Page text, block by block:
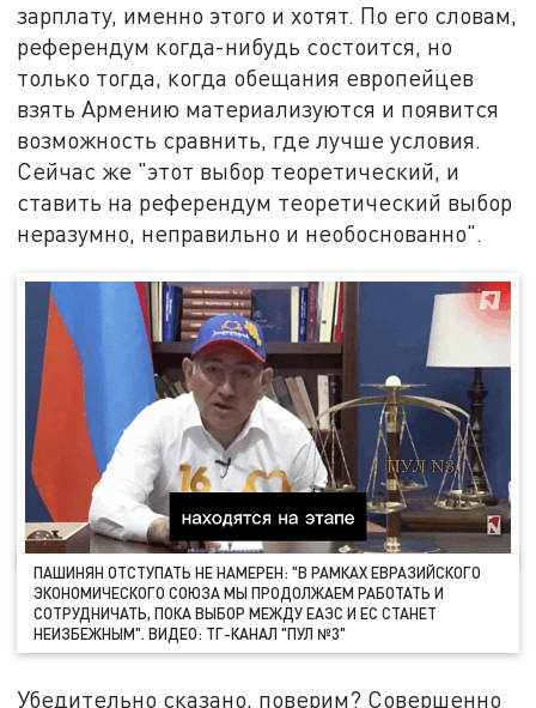
зарплату, именно этого и хотят. По его словам,
референдум когда-нибудь состоится, но
только тогда, когда обещания европейцев
взять Армению материализуются и появится
возможность сравнить, где лучше условия.
Сейчас же "этот выбор теоретический, и
ставить на референдум теоретический выбор
неразумно, неправильно и необоснованно".
ПАШИНЯН ОТСТУПАТЬ НЕ НАМЕРЕН: "В РАМКАХ ЕВРАЗИЙСКОГО
ЭКОНОМИЧЕСКОГО СОЮЗА МЫ ПРОДОЛЖАЕМ РАБОТАТЬ И
СОТРУДНИЧАТЬ, ПОКА ВЫБОР МЕЖДУ ЕАЭС И ЕС СТАНЕТ
НЕИЗБЕЖНЫМ". ВИДЕО: ТГ-КАНАЛ "ПУЛ №3"
Убедительно сказано, поверим? Совершенно